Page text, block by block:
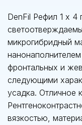
DenFil Рефил 1 x 4
микрогибридный
фронтальных и
следующими
усадка. Отличное
вязкостью,